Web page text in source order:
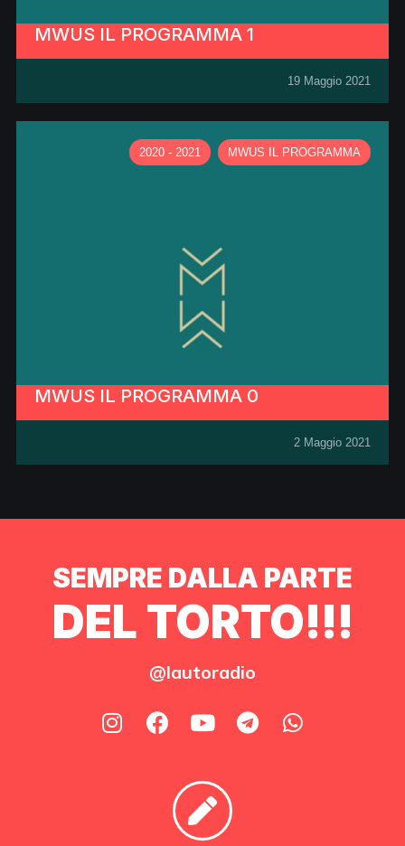
MWUS IL PROGRAMMA 1
19 Maggio 2021
2020 - 2021 MWUS IL PROGRAMMA
MWUS IL PROGRAMMA 0
2 Maggio 2021
SEMPRE DALLA PARTE
DEL TORTO!!!
@lautoradio